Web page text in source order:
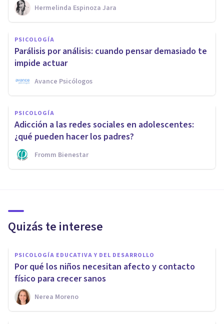
Hermelinda Espinoza Jara
PSICOLOGÍA
Parálisis por análisis: cuando pensar demasiado te
impide actuar
Avance Psicólogos
PSICOLOGÍA
Adicción a las redes sociales en adolescentes:
¿qué pueden hacer los padres?
Fromm Bienestar
Quizás te interese
PSICOLOGÍA EDUCATIVA Y DEL DESARROLLO
Por qué los niños necesitan afecto y contacto
físico para crecer sanos
Nerea Moreno